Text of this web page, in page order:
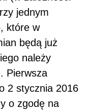
jednym
które w
będą już
należy
Pierwsza
2 stycznia 2016
o zgodę na